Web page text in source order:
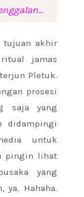
tujuan akhir
jamas
Pletuk.
prosesi
saja yang
didampingi
untuk
pingin lihat
yang
ya. Hahaha.